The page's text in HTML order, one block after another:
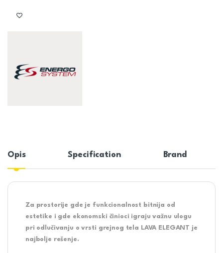
Opis Specification Brand
Za prostorije gde je funkcionalnost bitnija od
estetike i gde ekonomski činioci igraju važnu ulogu
pri odlučivanju o vrsti grejnog tela LAVA ELEGANT je
najbolje rešenje.